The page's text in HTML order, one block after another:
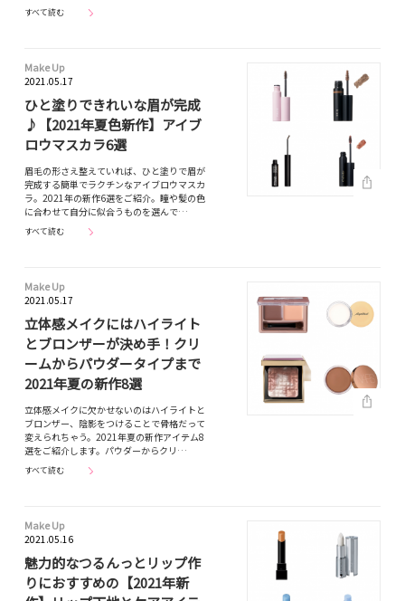
すべて読む
Make Up
2021.05.17
ひと塗りできれいな眉が完成
♪【2021年夏色新作】アイブ
ロウマスカラ6選
眉毛の形さえ整えていれば、ひと塗りで眉が
完成する簡単でラクチンなアイブロウマスカ
ラ。2021年の新作6選をご紹介。瞳や髪の色
に合わせて自分に似合うものを選んで…
すべて読む
Make Up
2021.05.17
立体感メイクにはハイライト
とブロンザーが決め手！クリ
ームからパウダータイプまで
2021年夏の新作8選
立体感メイクに欠かせないのはハイライトと
ブロンザー、陰影をつけることで骨格だって
変えられちゃう。2021年夏の新作アイテム8
選をご紹介します。パウダーからクリ…
すべて読む
Make Up
2021.05.16
魅力的なつるんっとリップ作
りにおすすめの【2021年新